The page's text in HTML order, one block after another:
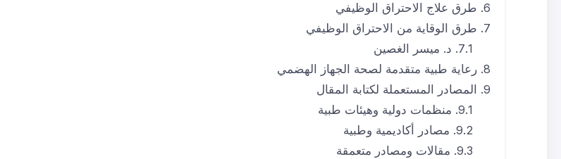
طرق علاج الاحتراق الوظيفي
طرق الوقاية من الاحتراق الوظيفي
د. ميسر الغصين
رعاية طبية متقدمة لصحة الجهاز الهضمي
المصادر المستعملة لكتابة المقال
منظمات دولية وهيئات طبية
مصادر أكاديمية وطبية
مقالات ومصادر متعمقة